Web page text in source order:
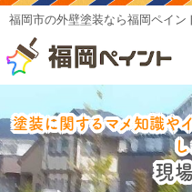
福岡市の外壁塗装なら福岡ペイン
塗装に関するマメ知識や
し
現